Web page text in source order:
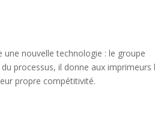
nouvelle technologie : le groupe
processus, il donne aux imprimeurs
propre compétitivité.